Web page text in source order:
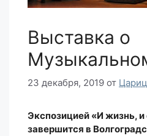
Выставка о
23 декабря, 2019 от
Экспозицией «И жизнь,
завершится в